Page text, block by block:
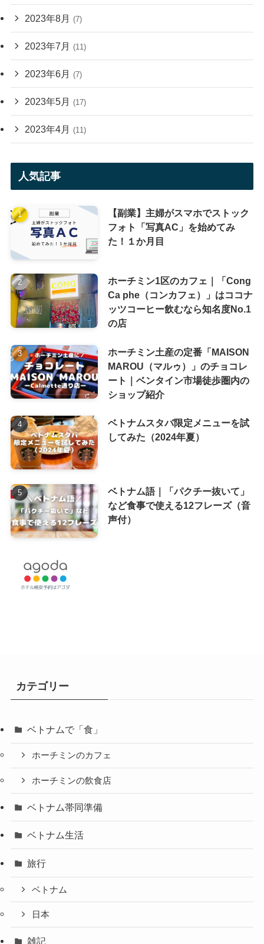
2023年8月 (7)
2023年7月 (11)
2023年6月 (7)
2023年5月 (17)
2023年4月 (11)
人気記事
【副業】主婦がスマホでストック
フォト「写真AC」を始めてみ
た！１か月目
ホーチミン1区のカフェ｜「Cong
Ca phe（コンカフェ）」はココナ
ッツコーヒー飲むなら知名度No.1
の店
ホーチミン土産の定番「MAISON
MAROU（マルゥ）」のチョコレ
ート｜ベンタイン市場徒歩圏内の
ショップ紹介
ベトナムスタバ限定メニューを試
してみた（2024年夏）
ベトナム語｜「パクチー抜いて」
など食事で使える12フレーズ（音
声付）
カテゴリー
ベトナムで「食」
ホーチミンのカフェ
ホーチミンの飲食店
ベトナム帯同準備
ベトナム生活
旅行
ベトナム
日本
雑記